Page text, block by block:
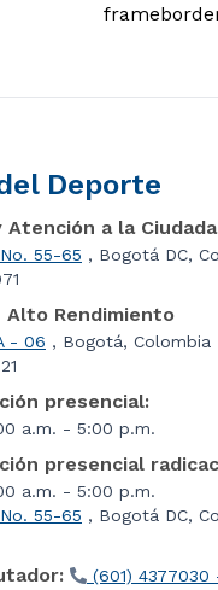
Deporte
a la
55-65 , Bogotá DC,
Alto Rendimiento
- 06 , Bogotá, Colombia
presencial:
a.m. - 5:00 p.m.
presencial
a.m. - 5:00 p.m.
55-65 , Bogotá DC,
(601) 4377030